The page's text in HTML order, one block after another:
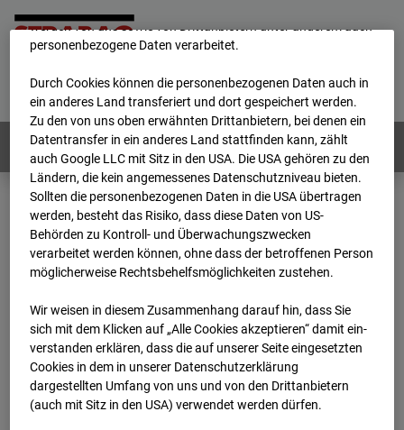
Deutsch / English
Webcams: Alle Länder
Home
Österreich
BC-181 - BV-Meischlgasse Bpl 5B – 96WE - Cam 2
Archiv
2026 07 08 07:45
BC-181 - BV-
Meischlgasse Bpl 5B –
96WE - Cam 2
werden von uns sowie von Drittanbietern unter anderem auch
personenbezogene Daten verarbeitet.
Durch Cookies können die personenbezogenen Daten auch in
ein anderes Land transferiert und dort gespeichert werden.
Zu den von uns oben erwähnten Drittanbietern, bei denen ein
Datentransfer in ein anderes Land stattfinden kann, zählt
auch Google LLC mit Sitz in den USA. Die USA gehören zu den
Ländern, die kein angemessenes Datenschutzniveau bieten.
Sollten die personenbezogenen Daten in die USA übertragen
werden, besteht das Risiko, dass diese Daten von US-
Behörden zu Kontroll- und Überwachungszwecken
verarbeitet werden können, ohne dass der betroffenen Person
möglicherweise Rechtsbehelfsmöglichkeiten zustehen.
Wir weisen in diesem Zusammenhang darauf hin, dass Sie
sich mit dem Klicken auf „Alle Cookies akzeptieren“ damit ein­
ver­standen erklären, dass die auf unserer Seite eingesetzten
Cookies in dem in unserer Datenschutzerklärung
dargestellten Umfang von uns und von den Drittanbietern
(auch mit Sitz in den USA) verwendet werden dürfen.